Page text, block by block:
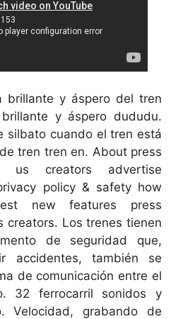
brillante y áspero del tren
y áspero dududu.
silbato cuando el tren está
tren tren en. About press
us creators advertise
policy & safety how
new features press
creators. Los trenes tienen
de seguridad que,
accidentes, también se
de comunicación entre el
32 ferrocarril sonidos y
Velocidad, grabando de